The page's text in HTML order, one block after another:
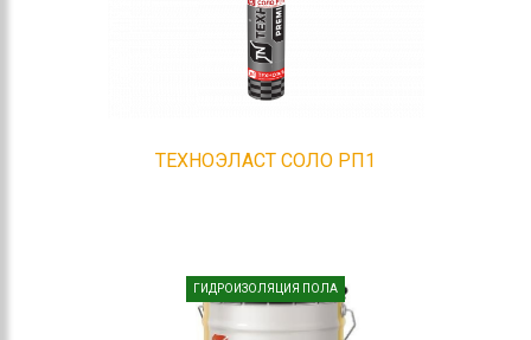
ТЕХНОЭЛАСТ СОЛО РП1
ГИДРОИЗОЛЯЦИЯ ПОЛА